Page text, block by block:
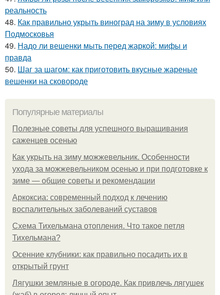
реальность
48. Как правильно укрыть виноград на зиму в условиях
Подмосковья
49. Надо ли вешенки мыть перед жаркой: мифы и
правда
50. Шаг за шагом: как приготовить вкусные жареные
вешенки на сковороде
Популярные материалы
Полезные советы для успешного выращивания
саженцев осенью
Как укрыть на зиму можжевельник. Особенности
ухода за можжевельником осенью и при подготовке к
зиме — общие советы и рекомендации
Аркоксиа: современный подход к лечению
воспалительных заболеваний суставов
Схема Тихельмана отопления. Что такое петля
Тихельмана?
Осенние клубники: как правильно посадить их в
открытый грунт
Лягушки земляные в огороде. Как привлечь лягушек